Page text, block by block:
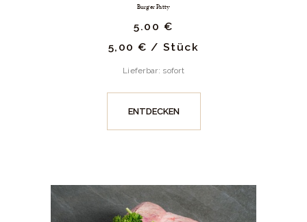
Burger Patty
5.00 €
5,00€ / Stück
Lieferbar: sofort
ENTDECKEN